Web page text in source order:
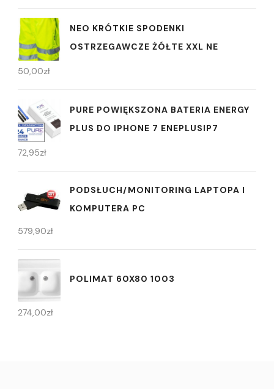
NEO KRÓTKIE SPODENKI
OSTRZEGAWCZE ŻÓŁTE XXL NE
50,00zł
PURE POWIĘKSZONA BATERIA ENERGY
PLUS DO IPHONE 7 ENEPLUSIP7
72,95zł
PODSŁUCH/MONITORING LAPTOPA I
KOMPUTERA PC
579,90zł
POLIMAT 60X80 1003
274,00zł